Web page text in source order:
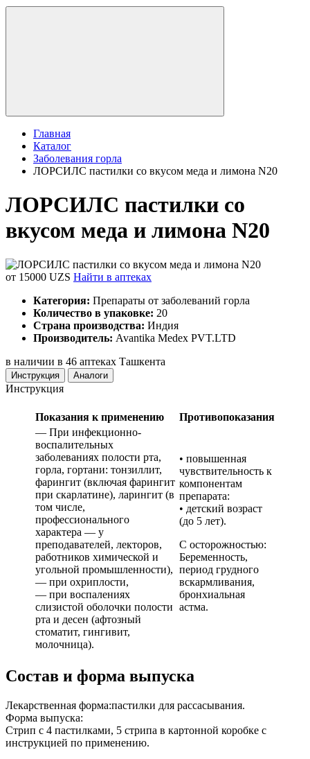
Главная
Каталог
Заболевания горла
ЛОРСИЛС пастилки со вкусом меда и лимона N20
ЛОРСИЛС пастилки со
вкусом меда и лимона N20
от 15000 UZS Найти в аптеках
Категория: Препараты от заболеваний горла
Количество в упаковке: 20
Страна производства: Индия
Производитель: Avantika Medex PVT.LTD
в наличии в 46 аптеках Ташкента
Инструкция Аналоги
Инструкция
Показания к применению
Противопоказания
— При инфекционно-
воспалительных
заболеваниях полости рта,
горла, гортани: тонзиллит,
фарингит (включая фарингит
при скарлатине), ларингит (в
том числе,
профессионального
характера — у
преподавателей, лекторов,
работников химической и
угольной промышленности),
— при охриплости,
— при воспалениях
слизистой оболочки полости
рта и десен (афтозный
стоматит, гингивит,
молочница).
• повышенная
чувствительность к
компонентам
препарата:
• детский возраст
(до 5 лет).
С осторожностью:
Беременность,
период грудного
вскармливания,
бронхиальная
астма.
Состав и форма выпуска
Лекарственная форма:пастилки для рассасывания.
Форма выпуска:
Стрип с 4 пастилками, 5 стрипа в картонной коробке с
инструкцией по применению.